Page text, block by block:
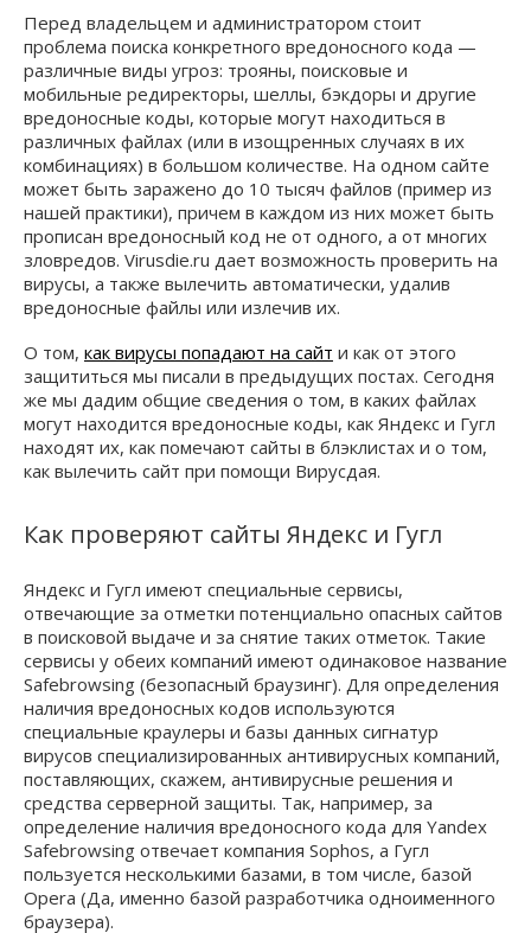
Перед владельцем и администратором стоит
проблема поиска конкретного вредоносного кода —
различные виды угроз: трояны, поисковые и
мобильные редиректоры, шеллы, бэкдоры и другие
вредоносные коды, которые могут находиться в
различных файлах (или в изощренных случаях в их
комбинациях) в большом количестве. На одном сайте
может быть заражено до 10 тысяч файлов (пример из
нашей практики), причем в каждом из них может быть
прописан вредоносный код не от одного, а от многих
зловредов. Virusdie.ru дает возможность проверить на
вирусы, а также вылечить автоматически, удалив
вредоносные файлы или излечив их.
О том, как вирусы попадают на сайт и как от этого
защититься мы писали в предыдущих постах. Сегодня
же мы дадим общие сведения о том, в каких файлах
могут находится вредоносные коды, как Яндекс и Гугл
находят их, как помечают сайты в блэклистах и о том,
как вылечить сайт при помощи Вирусдая.
Как проверяют сайты Яндекс и Гугл
Яндекс и Гугл имеют специальные сервисы,
отвечающие за отметки потенциально опасных сайтов
в поисковой выдаче и за снятие таких отметок. Такие
сервисы у обеих компаний имеют одинаковое название
Safebrowsing (безопасный браузинг). Для определения
наличия вредоносных кодов используются
специальные краулеры и базы данных сигнатур
вирусов специализированных антивирусных компаний,
поставляющих, скажем, антивирусные решения и
средства серверной защиты. Так, например, за
определение наличия вредоносного кода для Yandex
Safebrowsing отвечает компания Sophos, а Гугл
пользуется несколькими базами, в том числе, базой
Opera (Да, именно базой разработчика одноименного
браузера).